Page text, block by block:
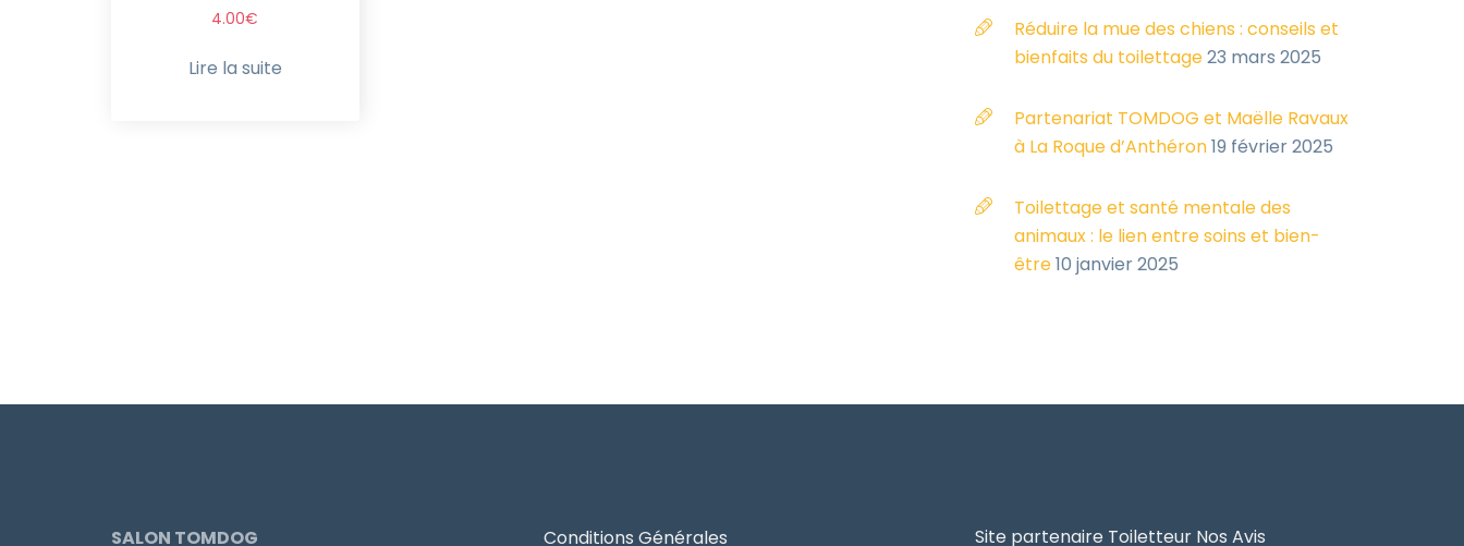
4.00€
Lire la suite
Réduire la mue des chiens : conseils et
bienfaits du toilettage23 mars 2025
Partenariat TOMDOG et Maëlle Ravaux
à La Roque d’Anthéron19 février 2025
Toilettage et santé mentale des
animaux : le lien entre soins et bien-
être10 janvier 2025
SALON TOMDOG
Conditions Générales
Site partenaire Toiletteur Nos Avis